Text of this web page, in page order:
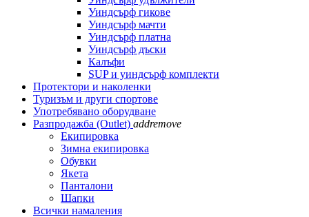
Уиндсърф гикове
Уиндсърф мачти
Уиндсърф платна
Уиндсърф дъски
Калъфи
SUP и уиндсърф комплекти
Протектори и наколенки
Туризъм и други спортове
Употребявано оборудване
Разпродажба (Outlet) addremove
Екипировка
Зимна екипировка
Обувки
Якета
Панталони
Шапки
Всички намаления